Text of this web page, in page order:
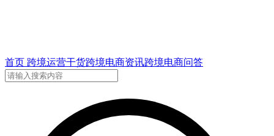
首页 跨境运营干货跨境电商资讯跨境电商问答